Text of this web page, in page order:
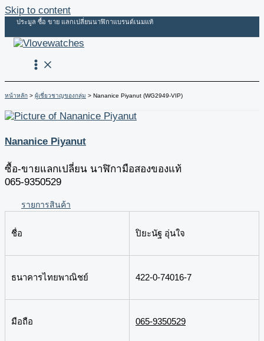
Skip to content
ประมูล ซื้อ ขาย แลกเปลี่ยนนาฬิกาแบรนด์เนมแท้
หน้าหลัก ผู้เชี่ยวชาญของกลุ่ม Nananice Piyanut (WG2949-VIP)
Nananice Piyanut
ซื้อ-ขายแลกเปลี่ยน นาฬิกามือสองของแท้
065-9350529
รายการสินค้า
ชื่อ ปิยะนัฐ อุ่นใจ
ธนาคารไทยพาณิชย์ 422-0-74016-7
มือถือ 065-9350529